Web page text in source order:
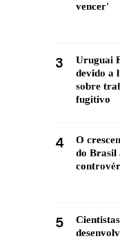
vencer'
3
Uruguai
devido a
sobre
fugitivo
4
O
do Brasil
5